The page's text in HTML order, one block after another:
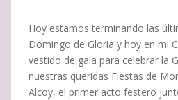
Hoy estamos terminando las
Domingo de Gloria y hoy en mi
vestido de gala para celebrar la
nuestras queridas Fiestas de
Alcoy, el primer acto festero